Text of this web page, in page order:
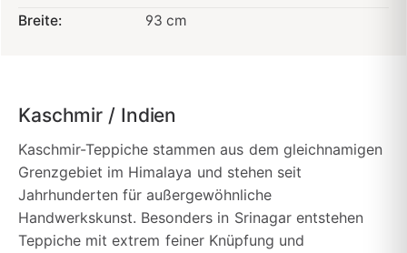
Breite:
93 cm
Kaschmir / Indien
Kaschmir-Teppiche stammen aus dem gleichnamigen
Grenzgebiet im Himalaya und stehen seit
Jahrhunderten für außergewöhnliche
Handwerkskunst. Besonders in Srinagar entstehen
Teppiche mit extrem feiner Knüpfung und